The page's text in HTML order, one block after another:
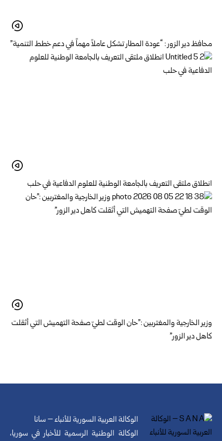
محافظ دير الزور : “عودة المطار تشكل عاملاً مهماً في دعم خطط التنمية”
انطلاق ملتقى التعريف بالجامعة الوطنية للعلوم الدفاعية في حلب
وزير الخارجية والمغتربين :”حان الوقت لطيّ صفحة التهميش التي أثقلت
كاهل دير الزور”
الوكالة العربية السورية للأنباء – سانا
الوكالة الوطنية الرسمية للأخبار في سوريا،